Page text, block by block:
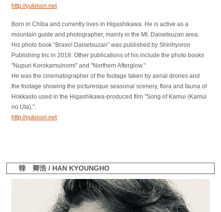
http://yukinori.net
Born in Chiba and currently lives in Higashikawa. He is active as a
mountain guide and photographer, mainly in the Mt. Daisetsuzan area.
His photo book “Bravo! Daisetsuzan” was published by Shinhyoron
Publishing Inc in 2018. Other publications of his include the photo books
"Nupuri Korokamuinomi" and "Northern Afterglow."
He was the cinematographer of the footage taken by aerial drones and
the footage showing the picturesque seasonal scenery, flora and fauna of
Hokkaido used in the Higashikawa-produced film "Song of Kamui (Kamui
no Uta),".
http://yukinori.net
韓 卿浩 / HAN KYOUNGHO